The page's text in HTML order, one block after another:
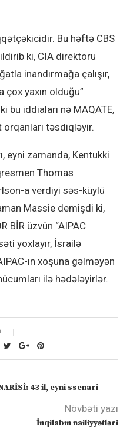
Bu həftə CBS
ki, CIA direktoru
inandırmağa çalışır,
çox yaxın olduğu”
bu iddiaları nə MAQATE,
orqanları təsdiqləyir.
eyni zamanda, Kentukki
Thomas
a verdiyi səs-küylü
Massie demişdi ki,
BİR üzvün “AIPAC
yoxlayır, İsrailə
ın xoşuna gəlməyən
ilə hədələyirlər.
43 il, eyni ssenari
Növbəti yazı
İnqilabın nailiyyətləri